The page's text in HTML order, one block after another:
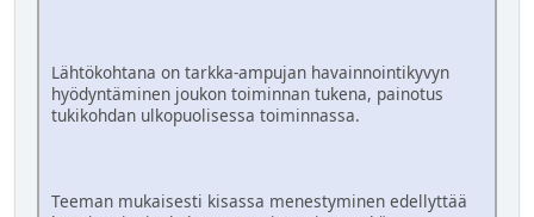
Lähtökohtana on tarkka-ampujan havainnointikyvyn
hyödyntäminen joukon toiminnan tukena, painotus
tukikohdan ulkopuolisessa toiminnassa.
Teeman mukaisesti kisassa menestyminen edellyttää